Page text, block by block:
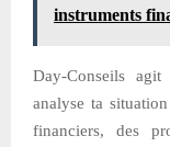
instruments
Day-Conseils
analyse ta
financiers, des